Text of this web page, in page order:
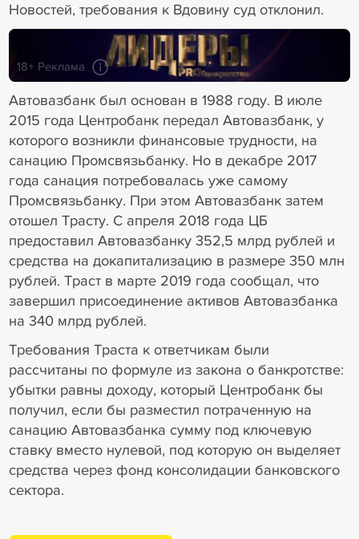
Новостей, требования к Вдовину суд отклонил.
18+ Реклама
Автовазбанк был основан в 1988 году. В июле
2015 года Центробанк передал Автовазбанк, у
которого возникли финансовые трудности, на
санацию Промсвязьбанку. Но в декабре 2017
года санация потребовалась уже самому
Промсвязьбанку. При этом Автовазбанк затем
отошел Трасту. С апреля 2018 года ЦБ
предоставил Автовазбанку 352,5 млрд рублей и
средства на докапитализацию в размере 350 млн
рублей. Траст в марте 2019 года сообщал, что
завершил присоединение активов Автовазбанка
на 340 млрд рублей.
Требования Траста к ответчикам были
рассчитаны по формуле из закона о банкротстве:
убытки равны доходу, который Центробанк бы
получил, если бы разместил потраченную на
санацию Автовазбанка сумму под ключевую
ставку вместо нулевой, под которую он выделяет
средства через фонд консолидации банковского
сектора.